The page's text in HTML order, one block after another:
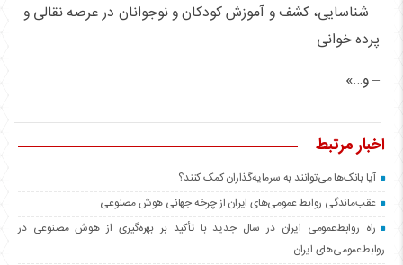
– شناسایی، کشف و آموزش کودکان و نوجوانان در عرصه نقالی و
پرده خوانی
– و…»
اخبار مرتبط
آیا بانک‌ها می‌توانند به سرمایه‌گذاران کمک کنند؟
عقب‌ماندگی روابط عمومی‌های ایران از چرخه جهانی هوش مصنوعی
راه روابط‌عمومی ایران در سال جدید با تأکید بر بهره‌گیری از هوش مصنوعی در
روابط‌عمومی‌های ایران